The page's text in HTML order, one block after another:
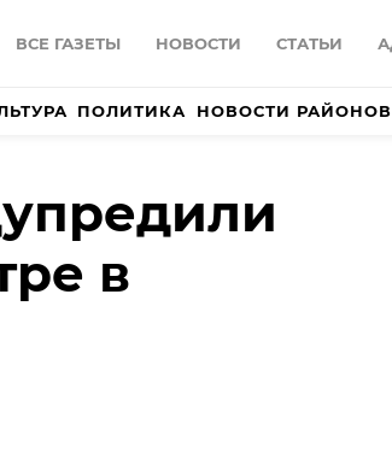
ВСЕ ГАЗЕТЫ НОВОСТИ СТАТЬИ
ПОЛИТИКА НОВОСТИ РАЙОНОВ
в